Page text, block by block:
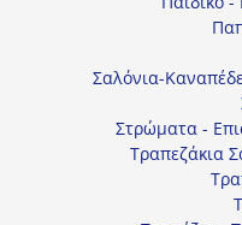
Σαλόνια-
Στρώματα -
Τραπεζάκια